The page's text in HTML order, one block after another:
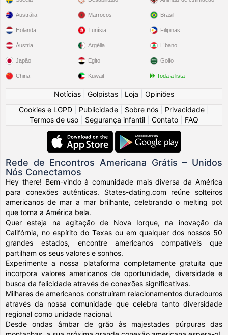
Austrália
Holanda
Áustria
Japão
China
Marrocos
Tunísia
Argélia
Egito
Kuwait
Brasil
Filipinas
Líbano
Golfo
Toda a lista
Notícias Golpistas Loja
Opiniões
Cookies e LGPD
Publicidade Sobre nós Privacidade
Termos de uso
Segurança infantil Contato FAQ
Rede de Encontros Americana Grátis – Unidos
Nós Conectamos
Hey there! Bem-vindo à comunidade mais diversa da América
para conexões autênticas. States-dating.com reúne solteiros
americanos de mar a mar brilhante, celebrando o melting pot
que torna a América bela.
Quer esteja na agitação de Nova Iorque, na inovação da
Califórnia, no espírito do Texas ou em qualquer dos nossos 50
grandes estados, encontre americanos compatíveis que
partilham os seus valores e sonhos.
Experimente a nossa plataforma completamente gratuita que
incorpora valores americanos de oportunidade, diversidade e
busca da felicidade através de conexões significativas.
Milhares de americanos construíram relacionamentos duradouros
através da nossa comunidade que celebra tanto diversidade
regional como unidade nacional.
Desde ondas âmbar de grão às majestades púrpuras das